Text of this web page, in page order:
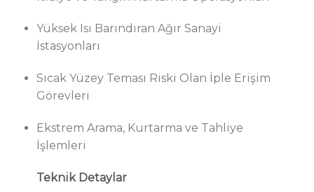
Yüksek Isı Barındıran Ağır Sanayi
İstasyonları
Sıcak Yüzey Teması Riski Olan İple Erişim
Görevleri
Ekstrem Arama, Kurtarma ve Tahliye
İşlemleri
Teknik Detaylar